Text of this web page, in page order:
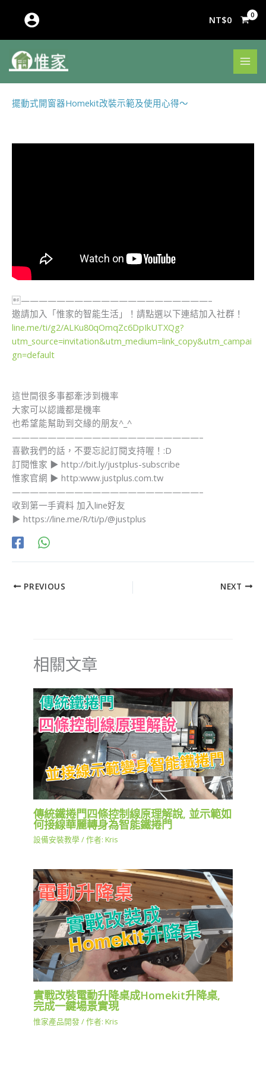
NT$0
擺動式開窗器Homekit改裝示範及使用心得～
—————————————————————–
​邀請加入「惟家的智能生活」！請點選以下連結加入社群！ ​
line.me/ti/g2/ALKu80qOmqZc6DpIkUTXQg?
utm_source=invitation&utm_medium=link_copy&utm_campai
gn=default
這世間很多事都牽涉到機率
大家可以認識都是機率
也希望能幫助到交緣的朋友^_^
—————————————————————–
喜歡我們的話，不要忘記訂閱支持喔！:D
訂閱惟家 ▶ http://bit.ly/justplus-subscribe
惟家官網 ▶ http:www.justplus.com.tw
—————————————————————–
​收到第一手資料 加入line好友
▶ https://line.me/R/ti/p/@justplus​
PREVIOUS NEXT
相關文章
傳統鐵捲門四條控制線原理解說, 並示範如
何接線華麗轉身為智能鐵捲門
設備安裝教學 / 作者: Kris
實戰改裝電動升降桌成Homekit升降桌,
完成一鍵場景實現
惟家產品開發 / 作者: Kris